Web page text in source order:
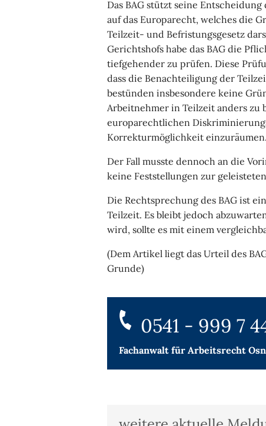
Das BAG stützt seine
auf das Europarecht, welches die
Teilzeit- und Befristungsgesetz
Gerichtshofs habe das BAG die
tiefgehender zu prüfen. Diese
dass die Benachteiligung der
bestünden insbesondere keine
Arbeitnehmer in Teilzeit anders zu
europarechtlichen
Korrekturmöglichkeit einzuräumen.
Der Fall musste dennoch an die
keine Feststellungen zur
Die Rechtsprechung des BAG ist
Teilzeit. Es bleibt jedoch
wird, sollte es mit einem
(Dem Artikel liegt das Urteil des
Grunde)
0541 - 999 7
Fachanwalt für Arbeitsrecht